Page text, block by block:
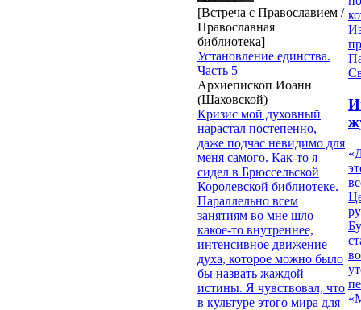
[Встреча с Православием /
Православная
библиотека]
Установление единства.
Часть 5
Архиепископ Иоанн
(Шаховской)
Кризис мой духовный
нарастал постепенно,
даже подчас невидимо для
меня самого. Как-то я
сидел в Брюссельской
Королевской библиотеке.
Параллельно всем
занятиям во мне шло
какое-то внутреннее,
интенсивное движение
духа, которое можно было
бы назвать жаждой
истины. Я чувствовал, что
в культуре этого мира для